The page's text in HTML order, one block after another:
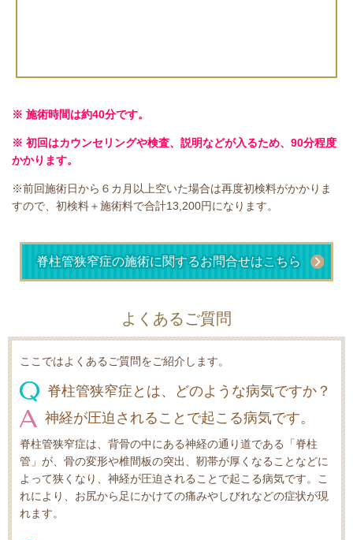
※ 施術時間は約40分です。
※ 初回はカウンセリングや検査、説明などが入るため、90分程度
かかります。
※前回施術日から６カ月以上空いた場合は再度初検料がかかりま
すので、初検料＋施術料で合計13,200円になります。
脊柱管狭窄症の施術に関するお問合せはこちら
よくあるご質問
ここではよくあるご質問をご紹介します。
脊柱管狭窄症とは、どのような病気ですか？
神経が圧迫されることで起こる病気です。
脊柱管狭窄症は、背骨の中にある神経の通り道である「脊柱
管」が、骨の変形や椎間板の突出、靭帯が厚くなることなどに
よって狭くなり、神経が圧迫されることで起こる病気です。こ
れにより、お尻から足にかけての痛みやしびれなどの症状が現
れます。